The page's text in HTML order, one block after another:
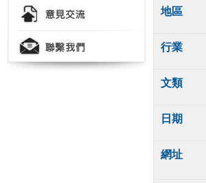
地區
行業
文類
日期
網址